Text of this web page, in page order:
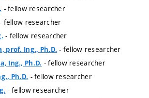
- fellow researcher
- fellow researcher
- fellow researcher
prof. Ing., Ph.D. - fellow researcher
Ing., Ph.D. - fellow researcher
Ph.D. - fellow researcher
- fellow researcher